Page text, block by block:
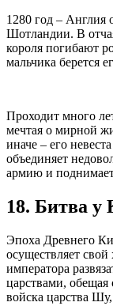
1280 год – Англия
Шотландии. В
короля погибают
мальчика берется
Проходит много
мечтая о мирной
иначе – его
объединяет
армию и
18. Битва у
Эпоха Древнего
осуществляет
императора
царствами, обещая
войска царства